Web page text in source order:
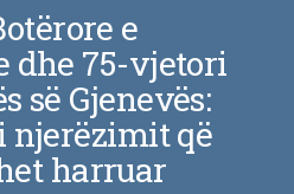
e
dhe 75-vjetori
së Gjenevës:
njerëzimit që
harruar